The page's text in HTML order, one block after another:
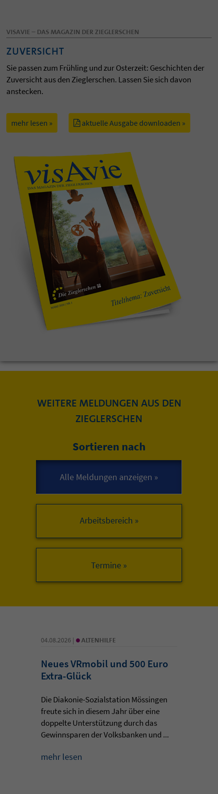
VISAVIE – DAS MAGAZIN DER ZIEGLERSCHEN
ZUVERSICHT
Sie passen zum Frühling und zur Osterzeit: Geschichten der
Zuversicht aus den Zieglerschen. Lassen Sie sich davon
anstecken.
mehr lesen » aktuelle Ausgabe downloaden »
WEITERE MELDUNGEN AUS DEN
ZIEGLERSCHEN
Sortieren nach
Arbeitsbereich »
04.08.2026 | • ALTENHILFE
Neues VRmobil und 500 Euro
Extra-Glück
Die Diakonie-Sozialstation Mössingen
freute sich in diesem Jahr über eine
doppelte Unterstützung durch das
Gewinnsparen der Volksbanken und ...
mehr lesen